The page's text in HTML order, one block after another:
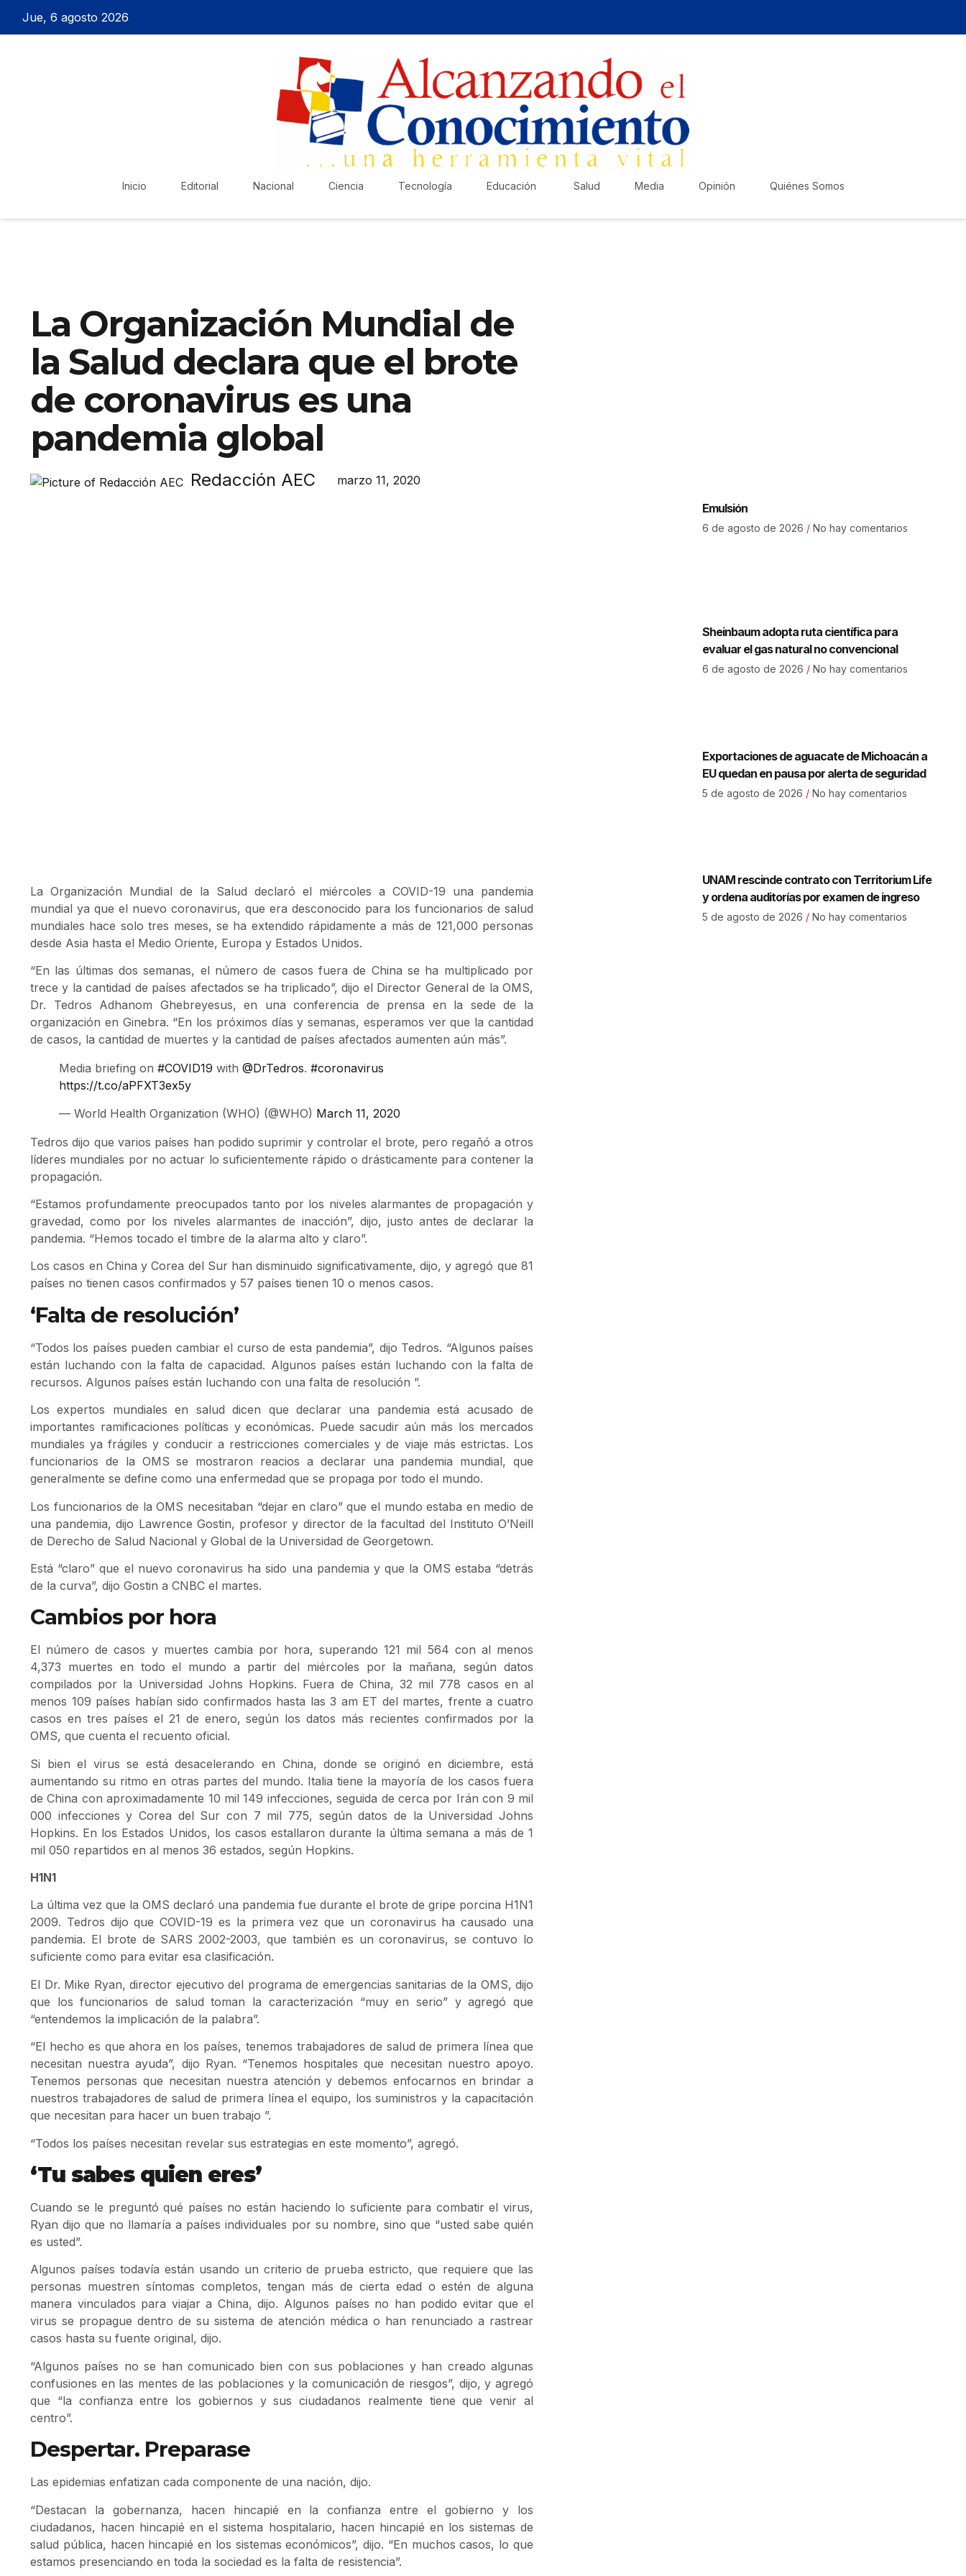
Jue, 6 agosto 2026
Inicio Editorial Nacional Ciencia Tecnología Educación Salud Media Opinión Quiénes Somos
La Organización Mundial de
la Salud declara que el brote
de coronavirus es una
pandemia global
Redacción AEC marzo 11, 2020
La Organización Mundial de la Salud declaró el miércoles a COVID-19 una pandemia
mundial ya que el nuevo coronavirus, que era desconocido para los funcionarios de salud
mundiales hace solo tres meses, se ha extendido rápidamente a más de 121,000 personas
desde Asia hasta el Medio Oriente, Europa y Estados Unidos.
“En las últimas dos semanas, el número de casos fuera de China se ha multiplicado por
trece y la cantidad de países afectados se ha triplicado”, dijo el Director General de la OMS,
Dr. Tedros Adhanom Ghebreyesus, en una conferencia de prensa en la sede de la
organización en Ginebra. “En los próximos días y semanas, esperamos ver que la cantidad
de casos, la cantidad de muertes y la cantidad de países afectados aumenten aún más”.
Media briefing on #COVID19 with @DrTedros. #coronavirus
https://t.co/aPFXT3ex5y
— World Health Organization (WHO) (@WHO) March 11, 2020
Tedros dijo que varios países han podido suprimir y controlar el brote, pero regañó a otros
líderes mundiales por no actuar lo suficientemente rápido o drásticamente para contener la
propagación.
“Estamos profundamente preocupados tanto por los niveles alarmantes de propagación y
gravedad, como por los niveles alarmantes de inacción”, dijo, justo antes de declarar la
pandemia. “Hemos tocado el timbre de la alarma alto y claro”.
Los casos en China y Corea del Sur han disminuido significativamente, dijo, y agregó que 81
países no tienen casos confirmados y 57 países tienen 10 o menos casos.
‘Falta de resolución’
“Todos los países pueden cambiar el curso de esta pandemia”, dijo Tedros. “Algunos países
están luchando con la falta de capacidad. Algunos países están luchando con la falta de
recursos. Algunos países están luchando con una falta de resolución ”.
Los expertos mundiales en salud dicen que declarar una pandemia está acusado de
importantes ramificaciones políticas y económicas. Puede sacudir aún más los mercados
mundiales ya frágiles y conducir a restricciones comerciales y de viaje más estrictas. Los
funcionarios de la OMS se mostraron reacios a declarar una pandemia mundial, que
generalmente se define como una enfermedad que se propaga por todo el mundo.
Los funcionarios de la OMS necesitaban “dejar en claro” que el mundo estaba en medio de
una pandemia, dijo Lawrence Gostin, profesor y director de la facultad del Instituto O’Neill
de Derecho de Salud Nacional y Global de la Universidad de Georgetown.
Está “claro” que el nuevo coronavirus ha sido una pandemia y que la OMS estaba “detrás
de la curva”, dijo Gostin a CNBC el martes.
Cambios por hora
El número de casos y muertes cambia por hora, superando 121 mil 564 con al menos
4,373 muertes en todo el mundo a partir del miércoles por la mañana, según datos
compilados por la Universidad Johns Hopkins. Fuera de China, 32 mil 778 casos en al
menos 109 países habían sido confirmados hasta las 3 am ET del martes, frente a cuatro
casos en tres países el 21 de enero, según los datos más recientes confirmados por la
OMS, que cuenta el recuento oficial.
Si bien el virus se está desacelerando en China, donde se originó en diciembre, está
aumentando su ritmo en otras partes del mundo. Italia tiene la mayoría de los casos fuera
de China con aproximadamente 10 mil 149 infecciones, seguida de cerca por Irán con 9 mil
000 infecciones y Corea del Sur con 7 mil 775, según datos de la Universidad Johns
Hopkins. En los Estados Unidos, los casos estallaron durante la última semana a más de 1
mil 050 repartidos en al menos 36 estados, según Hopkins.
H1N1
La última vez que la OMS declaró una pandemia fue durante el brote de gripe porcina H1N1
2009. Tedros dijo que COVID-19 es la primera vez que un coronavirus ha causado una
pandemia. El brote de SARS 2002-2003, que también es un coronavirus, se contuvo lo
suficiente como para evitar esa clasificación.
El Dr. Mike Ryan, director ejecutivo del programa de emergencias sanitarias de la OMS, dijo
que los funcionarios de salud toman la caracterización “muy en serio” y agregó que
“entendemos la implicación de la palabra”.
“El hecho es que ahora en los países, tenemos trabajadores de salud de primera línea que
necesitan nuestra ayuda”, dijo Ryan. “Tenemos hospitales que necesitan nuestro apoyo.
Tenemos personas que necesitan nuestra atención y debemos enfocarnos en brindar a
nuestros trabajadores de salud de primera línea el equipo, los suministros y la capacitación
que necesitan para hacer un buen trabajo ”.
“Todos los países necesitan revelar sus estrategias en este momento”, agregó.
‘Tu sabes quien eres’
Cuando se le preguntó qué países no están haciendo lo suficiente para combatir el virus,
Ryan dijo que no llamaría a países individuales por su nombre, sino que “usted sabe quién
es usted”.
Algunos países todavía están usando un criterio de prueba estricto, que requiere que las
personas muestren síntomas completos, tengan más de cierta edad o estén de alguna
manera vinculados para viajar a China, dijo. Algunos países no han podido evitar que el
virus se propague dentro de su sistema de atención médica o han renunciado a rastrear
casos hasta su fuente original, dijo.
“Algunos países no se han comunicado bien con sus poblaciones y han creado algunas
confusiones en las mentes de las poblaciones y la comunicación de riesgos”, dijo, y agregó
que “la confianza entre los gobiernos y sus ciudadanos realmente tiene que venir al
centro”.
Despertar. Preparase
Las epidemias enfatizan cada componente de una nación, dijo.
“Destacan la gobernanza, hacen hincapié en la confianza entre el gobierno y los
ciudadanos, hacen hincapié en el sistema hospitalario, hacen hincapié en los sistemas de
salud pública, hacen hincapié en los sistemas económicos”, dijo. “En muchos casos, lo que
estamos presenciando en toda la sociedad es la falta de resistencia”.
Emulsión
6 de agosto de 2026 No hay comentarios
Sheinbaum adopta ruta científica para
evaluar el gas natural no convencional
6 de agosto de 2026 No hay comentarios
Exportaciones de aguacate de Michoacán a
EU quedan en pausa por alerta de seguridad
5 de agosto de 2026 No hay comentarios
UNAM rescinde contrato con Territorium Life
y ordena auditorías por examen de ingreso
5 de agosto de 2026 No hay comentarios